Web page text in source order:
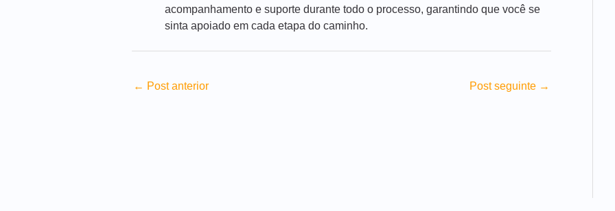
acompanhamento e suporte durante todo o processo, garantindo que você se
sinta apoiado em cada etapa do caminho.
← Post anterior Post seguinte →